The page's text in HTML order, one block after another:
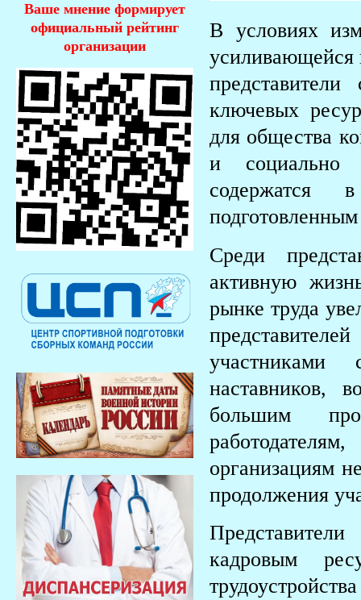
Ваше мнение формирует
официальный рейтинг
организации
В условиях
усиливающейся
ключевых
для общества
и социально
содержатся
Среди
активную
рынке труда
наставников,
большим
организациям
продолжения
кадровым